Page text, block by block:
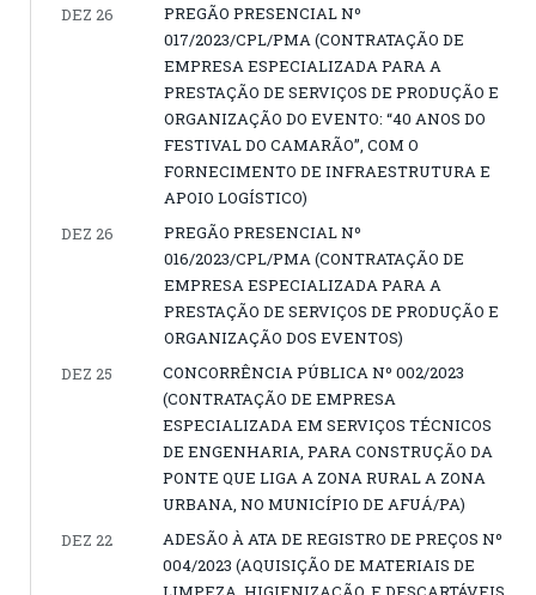
DEZ 26
PREGÃO PRESENCIAL Nº
017/2023/CPL/PMA (CONTRATAÇÃO DE
EMPRESA ESPECIALIZADA PARA A
PRESTAÇÃO DE SERVIÇOS DE PRODUÇÃO E
ORGANIZAÇÃO DO EVENTO: “40 ANOS DO
FESTIVAL DO CAMARÃO”, COM O
FORNECIMENTO DE INFRAESTRUTURA E
APOIO LOGÍSTICO)
DEZ 26
PREGÃO PRESENCIAL Nº
016/2023/CPL/PMA (CONTRATAÇÃO DE
EMPRESA ESPECIALIZADA PARA A
PRESTAÇÃO DE SERVIÇOS DE PRODUÇÃO E
ORGANIZAÇÃO DOS EVENTOS)
DEZ 25
CONCORRÊNCIA PÚBLICA Nº 002/2023
(CONTRATAÇÃO DE EMPRESA
ESPECIALIZADA EM SERVIÇOS TÉCNICOS
DE ENGENHARIA, PARA CONSTRUÇÃO DA
PONTE QUE LIGA A ZONA RURAL A ZONA
URBANA, NO MUNICÍPIO DE AFUÁ/PA)
DEZ 22
ADESÃO À ATA DE REGISTRO DE PREÇOS Nº
004/2023 (AQUISIÇÃO DE MATERIAIS DE